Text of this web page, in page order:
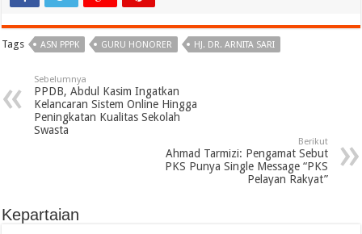
Tags ASN PPPK GURU HONORER HJ. DR. ARNITA SARI
Sebelumnya
PPDB, Abdul Kasim Ingatkan
Kelancaran Sistem Online Hingga
Peningkatan Kualitas Sekolah
Swasta
Berikut
Ahmad Tarmizi: Pengamat Sebut
PKS Punya Single Message “PKS
Pelayan Rakyat”
Kepartaian